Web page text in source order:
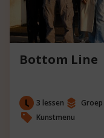
Bottom Line
3 lessen
Kunstmenu